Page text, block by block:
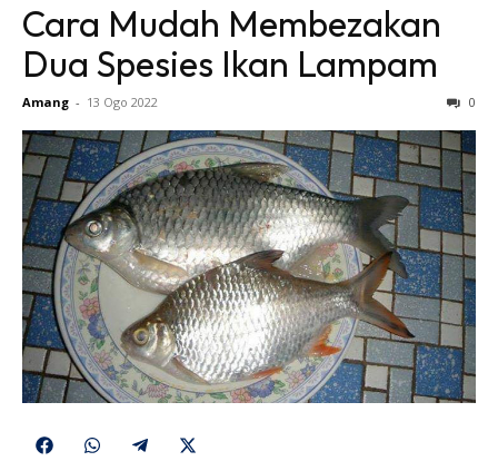
Cara Mudah Membezakan
Dua Spesies Ikan Lampam
Amang - 13 Ogo 2022 0
Share
Share
Share